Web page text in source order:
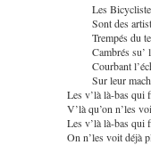
Les
Sont des
Trempés du
Cambrés su’
Courbant
Sur leur
Les v’là là-bas qui
V’là qu’on n’les
Les v’là là-bas qui
On n’les voit déjà